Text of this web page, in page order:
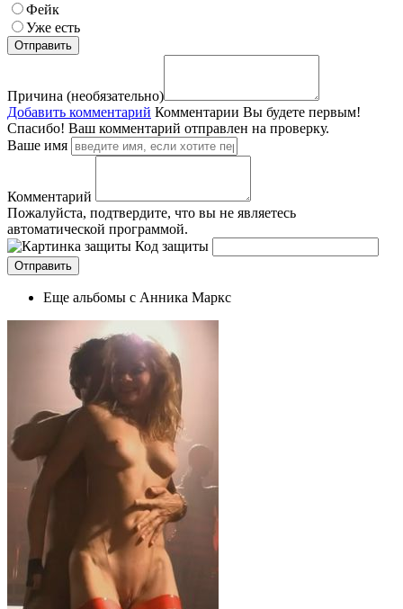
Фейк
Уже есть
Причина (необязательно)
Добавить комментарий Комментарии Вы будете первым!
Спасибо! Ваш комментарий отправлен на проверку.
Ваше имя
Комментарий
Пожалуйста, подтвердите, что вы не являетесь
автоматической программой.
Код защиты
Еще альбомы с Анника Маркс